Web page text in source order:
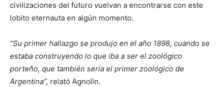
civilizaciones del futuro vuelvan a encontrarse con este
lobito eternauta en algún momento.
“Su primer hallazgo se produjo en el año 1898, cuando se
estaba construyendo lo que iba a ser el zoológico
porteño, que también sería el primer zoológico de
Argentina”, relató Agnolin.